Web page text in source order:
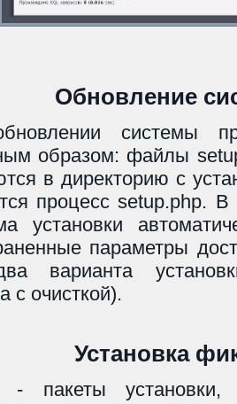
Обновление
системы
образом: файлы
в директорию с
процесс setup.php.
установки
параметры
варианта
с очисткой).
Установка
- пакеты установки,